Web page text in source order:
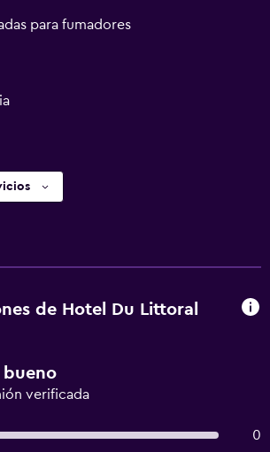
para fumadores
de Hotel Du Littoral
bueno
verificada
0